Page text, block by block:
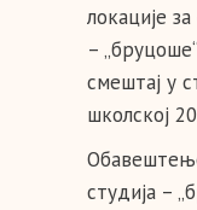
локације
–
смештај у
школској
студија –